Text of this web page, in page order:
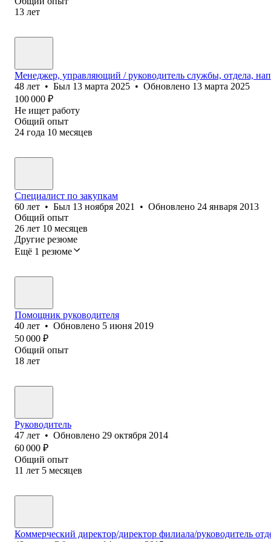
13 лет
Менеджер, управляющий / руководитель службы, отдела,
48 лет • Был 13 марта 2025 • Обновлено 13 марта 2025
100 000 ₽
Не ищет работу
Общий опыт
24 года 10 месяцев
Специалист по закупкам
60 лет • Был 13 ноября 2021 • Обновлено 24 января 2013
Общий опыт
26 лет 10 месяцев
Другие резюме
Ещё 1 резюме
Помощник руководителя
40 лет • Обновлено 5 июня 2019
50 000 ₽
Общий опыт
18 лет
Руководитель
47 лет • Обновлено 29 октября 2014
60 000 ₽
Общий опыт
11 лет 5 месяцев
Коммерческий директор/директор филиала/руководитель